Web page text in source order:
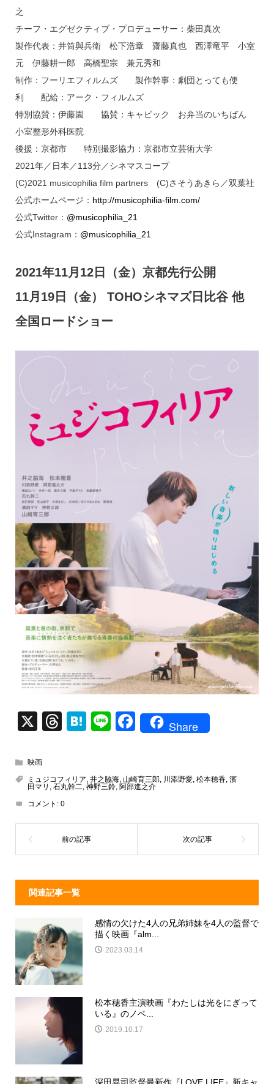
之
チーフ・エグゼクティブ・プロデューサー：柴田真次
製作代表：井筒與兵衛 松下浩章 齋藤真也 西澤竜平 小室
元 伊藤耕一郎 高橋聖宗 兼元秀和
制作：フーリエフィルムズ 製作幹事：劇団とっても便
利 配給：アーク・フィルムズ
特別協賛：伊藤園 協賛：キャビック お弁当のいちばん
小室整形外科医院
後援：京都市 特別撮影協力：京都市立芸術大学
2021年／日本／113分／シネマスコープ
(C)2021 musicophilia film partners (C)さそうあきら／双葉社
公式ホームページ： http://musicophilia-film.com/
公式Twitter： @musicophilia_21
公式Instagram： @musicophilia_21
2021年11月12日（金）京都先行公開
11月19日（金） TOHOシネマズ日比谷 他
全国ロードショー
X
T
a
d
s
H
n
Li
F
e
o
k
Share
映画
ミュジコフィリア, 井之脇海, 山崎育三郎, 川添野愛, 松本穂香, 濱
田マリ , 石丸幹二, 神野三鈴, 阿部進之介
コメント: 0
関連記事一覧
感情の欠けた4人の兄弟姉妹を4人の監督で
描く映画『alm...
2023.03.14
松本穂香主演映画『わたしは光をにぎって
いる』のノベ...
2019.10.17